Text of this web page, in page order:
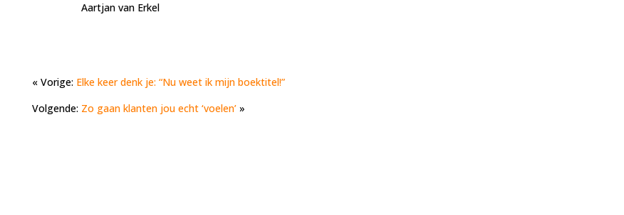
Aartjan van Erkel
« Vorige: Elke keer denk je: “Nu weet ik mijn boektitel!”
Volgende: Zo gaan klanten jou echt ‘voelen’»